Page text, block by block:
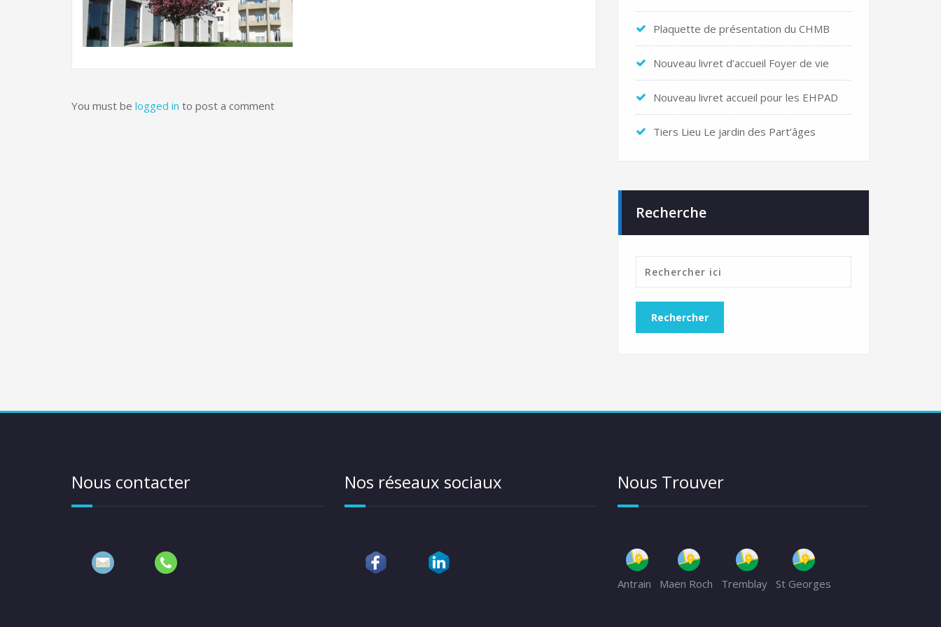
You must be logged in to post a comment
Plaquette de présentation du CHMB
Nouveau livret d’accueil Foyer de vie
Nouveau livret accueil pour les EHPAD
Tiers Lieu Le jardin des Part’âges
Recherche
Nous contacter Nos réseaux sociaux Nous Trouver
Antrain Maen Roch Tremblay St Georges